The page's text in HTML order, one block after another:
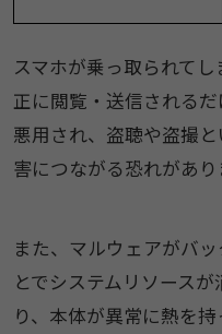
スマホが乗っ取られて
正に閲覧・送信される
悪用され、盗聴や盗撮
害につながる恐れがあり
また、マルウェアがバ
とでシステムリソース
り、本体が異常に熱を